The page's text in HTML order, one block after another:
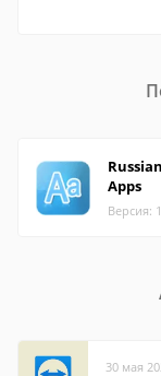
Apps
Версия:
30 мая